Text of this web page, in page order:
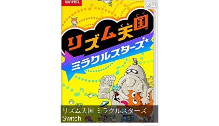
価格：¥1,000
2位
リズム天国 ミラクルスターズ -
Switch